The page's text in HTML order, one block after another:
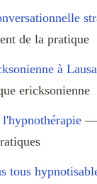
de la pratique
à
ericksonienne
—
tous